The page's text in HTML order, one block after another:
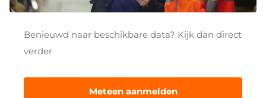
Benieuwd naar beschikbare data? Kijk dan direct
verder
Meteen aanmelden